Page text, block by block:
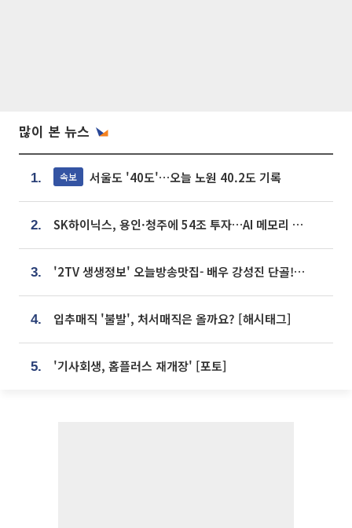
많이 본 뉴스
1. 속보 서울도 '40도'…오늘 노원 40.2도 기록
2. SK하이닉스, 용인·청주에 54조 투자…AI 메모리 생산기지 키운다
3. '2TV 생생정보' 오늘방송맛집- 배우 강성진 단골! 쌀국수ㆍ푸팟퐁 커리 맛집 '블○○○'
4. 입추매직 '불발', 처서매직은 올까요? [해시태그]
5. '기사회생, 홈플러스 재개장' [포토]